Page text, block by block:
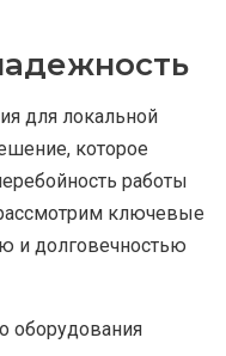
для локальной
которое
работы
ключевые
и долговечностью
оборудования